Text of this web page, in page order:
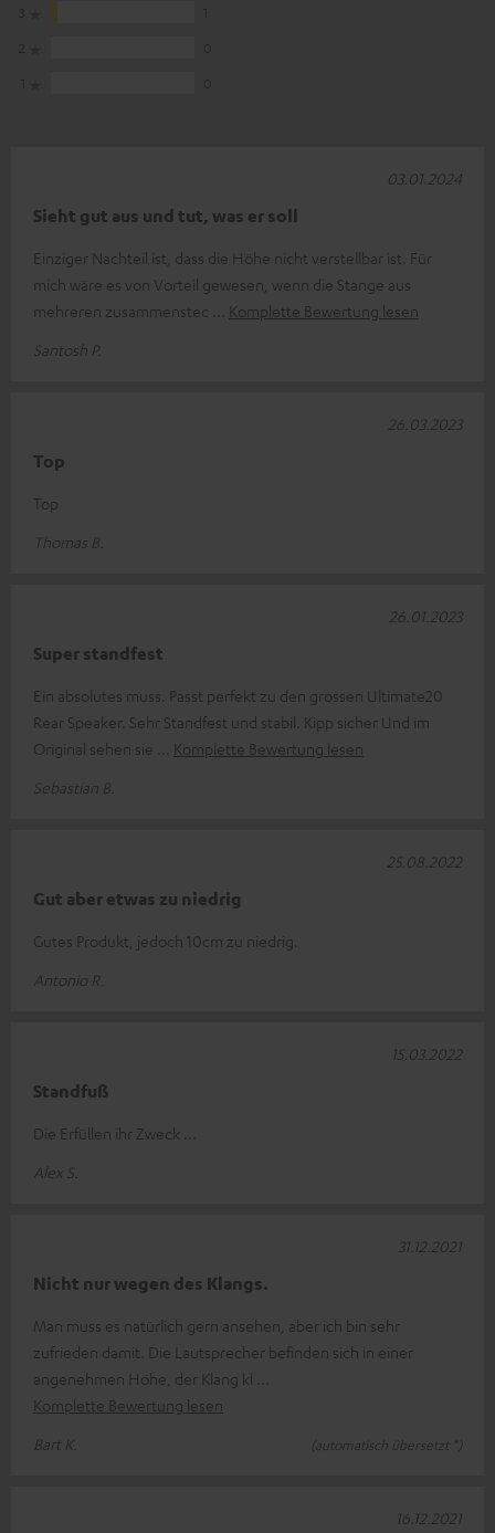
Sieht gut aus und tut, was er soll
Einziger Nachteil ist, dass die Höhe nicht verstellbar ist. Für
mich wäre es von Vorteil gewesen, wenn die Stange aus
mehreren zusammenstec
Komplette Bewertung lesen
Santosh P.
03.01.2024
Top
Top
Thomas B.
26.03.2023
Super standfest
Ein absolutes muss. Passt perfekt zu den grossen Ultimate20
Rear Speaker. Sehr Standfest und stabil. Kipp sicher Und im
Original sehen sie
Komplette Bewertung lesen
Sebastian B.
26.01.2023
Gut aber etwas zu niedrig
Gutes Produkt, jedoch 10cm zu niedrig.
Antonio R.
25.08.2022
Standfuß
Die Erfüllen ihr Zweck ...
Alex S.
15.03.2022
Nicht nur wegen des Klangs.
Man muss es natürlich gern ansehen, aber ich bin sehr
zufrieden damit. Die Lautsprecher befinden sich in einer
angenehmen Höhe, der Klang kl
Komplette Bewertung lesen
Bart K.
(automatisch übersetzt *)
31.12.2021
16.12.2021